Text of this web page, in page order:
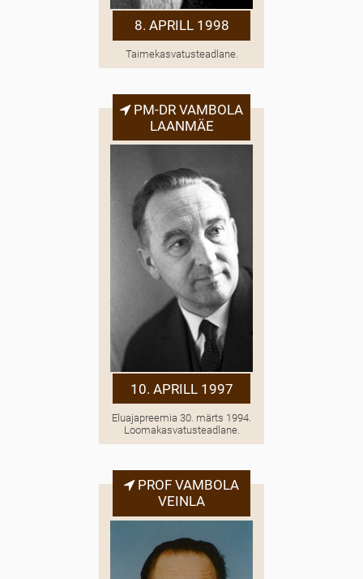
8. APRILL 1998
Taimekasvatusteadlane.
PM-DR VAMBOLA
LAANMÄE
10. APRILL 1997
Eluajapreemia 30. märts 1994.
Loomakasvatusteadlane.
PROF VAMBOLA
VEINLA